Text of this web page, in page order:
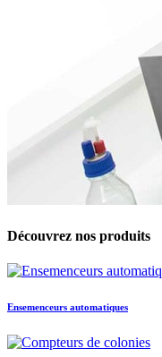
Découvrez nos produits
Ensemenceurs automatiques